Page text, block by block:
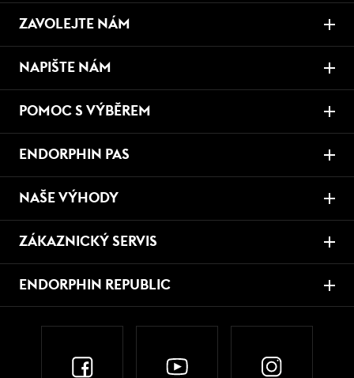
ZAVOLEJTE NÁM
NAPIŠTE NÁM
POMOC S VÝBĚREM
ENDORPHIN PAS
NAŠE VÝHODY
ZÁKAZNICKÝ SERVIS
ENDORPHIN REPUBLIC